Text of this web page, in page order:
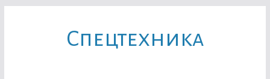
содержимомуCпецтехника